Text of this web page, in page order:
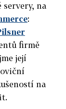
servery, na
:
firmě
její
na